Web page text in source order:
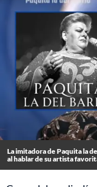
La imitadora de Paquita la
al hablar de su artista